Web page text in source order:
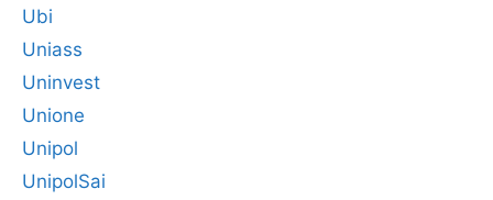
Ubi
Uniass
Uninvest
Unione
Unipol
UnipolSai